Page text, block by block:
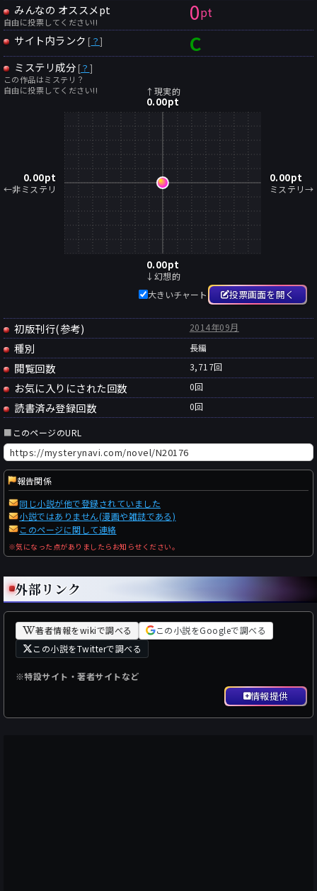
みんなの オススメpt
自由に投票してください!! 0pt
サイト内ランク [ ？] C
ミステリ成分 [？ ]
この作品はミステリ？
自由に投票してください!!
↑現実的
0.00pt
0.00pt
←非ミステリ
0.00pt
ミステリ→
0.00pt
↓幻想的
大きいチャート
投票画面を開く
初版刊行(参考) 2014年09月
種別 長編
閲覧回数 3,717回
お気に入りにされた回数 0回
読書済み登録回数 0回
■ このページのURL
報告関係
同じ小説が他で登録されていました
小説ではありません(漫画や雑誌である)
このページに関して連絡
※気になった点がありましたらお知らせください。
外部リンク
著者情報をwikiで調べる
この小説をGoogleで調べる
この小説をTwitterで調べる
※特設サイト・著者サイトなど
情報提供